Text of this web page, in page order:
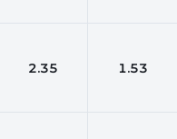
2.35 1.53